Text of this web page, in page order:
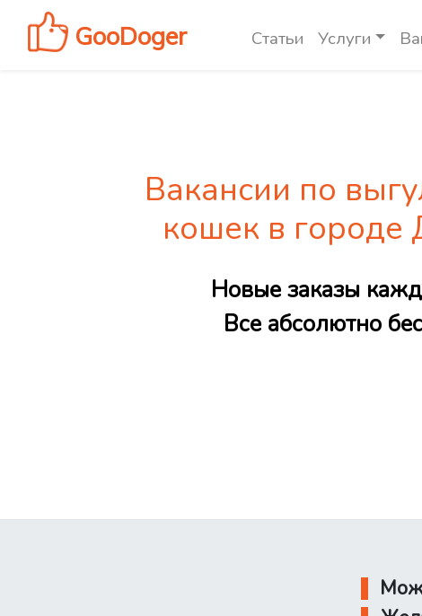
GooDoger Статьи Услуги
Вакансии по
кошек в городе
Новые заказы
Все абсолютно